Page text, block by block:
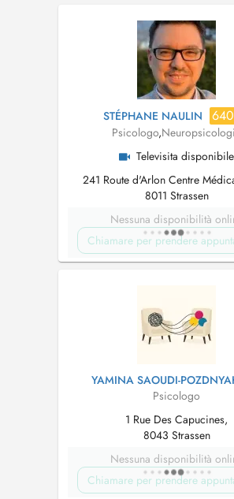
ristulescuveronica@icloud.com
understand that priority is given to
patients/patients ...
STÉPHANE NAULIN 640
Psicologo,
Televisita disponibile
241 Route d'Arlon Centre
8011 Strassen
Nessuna disponibilità
Chiamare per prendere
YAMINA SAOUDI-
Psicologo
1 Rue Des Capucines,
8043 Strassen
Nessuna disponibilità
Chiamare per prendere